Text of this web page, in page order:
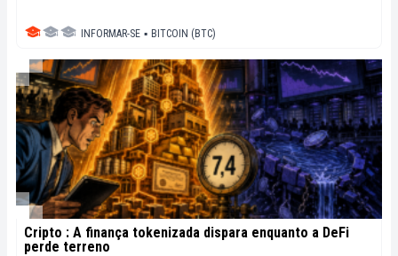
INFORMAR-SE ▪ BITCOIN (BTC)
Cripto : A finança tokenizada dispara enquanto a DeFi
perde terreno